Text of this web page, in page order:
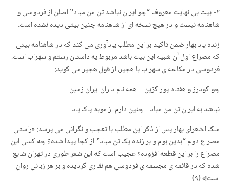
۲- بیت بی نهایت معروف “چو ایران نباشد تن من مباد” اصلن از فردوسی و
شاهنامه نیست و در هیچ نسخه ای از شاهنامه چنین بیتی دیده نشده است.
زنده یاد بهار ضمن تاکید بر این مطلب یادآوری می کند که در شاهنامه بیتی
که مصراع اول آن شبیه این بیت باشد مربوط به داستان رستم و سهراب است.
فردوسی در مکالمه ی سهراب با هجیر، از قول هجیر می گوید:
چو گودرز و هفتاد پور گزین همه نام داران ایران زمین
نباشد به ایران تن من مباد چنین دارم از موبد پاک یاد
ملک الشعرای بهار پس از ذکر این مطلب با تعجب و نگرانی می پرسد: «راستی
مصراع دوم “بدین بوم و بر زنده یک تن مباد” از کجا پیدا شده؟ چه کسی این
مصراع را بر این قطعه افزوده؟ عجیب است که این شعر طوری در تهران شایع
شده که در قائمه ی مجسمه ی فردوسی هم نقاری گردیده و بر هر زبانی روان
است!» (۹)